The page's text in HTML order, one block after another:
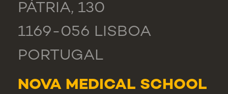
PÁTRIA, 130
1169-056 LISBOA
PORTUGAL
NOVA MEDICAL SCHOOL